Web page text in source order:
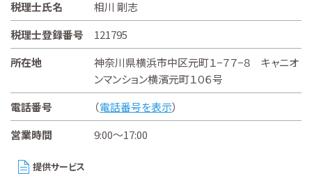
税理士氏名
相川 剛志
税理士登録番号
121795
所在地
神奈川県横浜市中区元町１−７７−８ キャニオ
ンマンション横濱元町１０６号
電話番号
（電話番号を表示）
営業時間
9:00～17:00
提供サービス